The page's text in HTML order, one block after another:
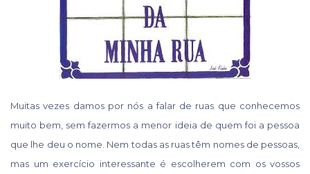
Muitas vezes damos por nós a falar de ruas que conhecemos
muito bem, sem fazermos a menor ideia de quem foi a pessoa
que lhe deu o nome. Nem todas as ruas têm nomes de pessoas,
mas um exercício interessante é escolherem com os vossos